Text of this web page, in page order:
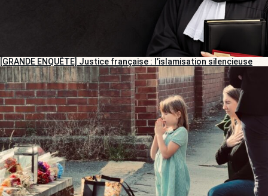
[GRANDE ENQUÊTE] Justice française : l’islamisation silencieuse